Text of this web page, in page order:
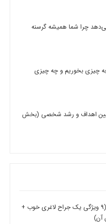
می‌دهد چرا شما همیشه گرسنه
چیزی بخوریم و چه چیزی
اهداف و رشد شخصی (بخش
بهترین جراح لاغری (9 ویژگی یک جراح لاغری خوب +
آن)